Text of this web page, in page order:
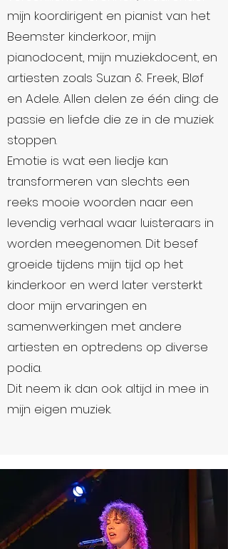
mijn koordirigent en pianist van het
Beemster kinderkoor, mijn
pianodocent, mijn muziekdocent, en
artiesten zoals Suzan & Freek, Bløf
en Adele. Allen delen ze één ding: de
passie en liefde die ze in de muziek
stoppen.
Emotie is wat een liedje kan
transformeren van slechts een
reeks mooie woorden naar een
levendig verhaal waar luisteraars in
worden meegenomen. Dit besef
groeide tijdens mijn tijd op het
kinderkoor en werd later versterkt
door mijn ervaringen en
samenwerkingen met andere
artiesten en optredens op diverse
podia.
Dit neem ik dan ook altijd in mee in
mijn eigen muziek.